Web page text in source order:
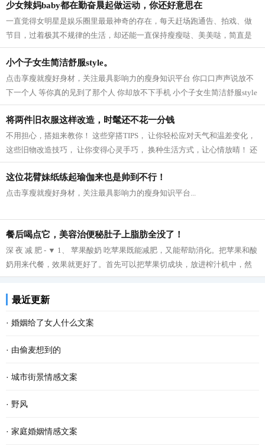
少女辣妈baby都在勤奋晨起做运动，你还好意思在
一直觉得女明星是娱乐圈里最最神奇的存在，每天赶场跑通告、拍戏、做
节目，过着极其不规律的生活，却还能一直保持瘦瘦哒、美美哒，简直是
羡慕死我们这些凡人啦~老天爷爷太不公...
小个子女生简洁舒服style。
点击享瘦就瘦好身材，关注最具影响力的瘦身知识平台 你口口声声说放不
下一个人 等你真的见到了那个人 你却放不下手机 小个子女生简洁舒服style
模特身高159CM 165cm半熟女生的轻熟小性...
将两件旧衣服这样改造，时髦还不花一分钱
不用担心，搭姐来教你！ 这些穿搭TIPS， 让你轻松应对天气和温差变化，
这些旧物改造技巧， 让你变得心灵手巧， 换种生活方式，让心情放晴！ 还
等什么，快点学起来吧！ 针织衫 风...
这位花臂妹纸练起瑜伽来也是帅到不行！
点击享瘦就瘦好身材，关注最具影响力的瘦身知识平台...
餐后喝点它，美容治便秘肚子上脂肪全没了！
深 夜 减 肥 - ▼ 1、 苹果酸奶 吃苹果既能减肥，又能帮助消化。把苹果和酸
奶用来代餐，效果就更好了。首先可以把苹果切成块，放进榨汁机中，然
后再把榨好的苹果汁与酸奶拌在一起...
最近更新
· 婚姻给了女人什么文案
· 由偷麦想到的
· 城市街景情感文案
· 野风
· 家庭婚姻情感文案